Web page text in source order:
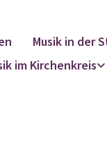
Musik in der
im Kirchenkreis